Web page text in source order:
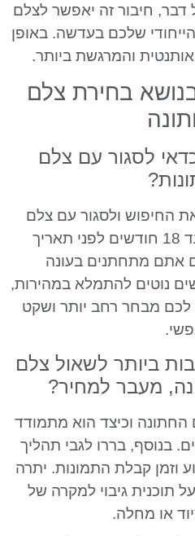
דבר, חיבור זה יאפשר לצלם
שלכם בעדשה. באופן
והמרגשת ביותר.
בחירת צלם
לסגור עם צלם
החיפוש ולסגור עם צלם
חתונות מומלץ כ-12 עד 18 חודשים לפני תאריך
אתם מתחתנים בעונה
נוטים להתמלא במהירות,
מבחר רחב יותר ושקט
ביותר לשאול צלם
מעבר למחיר?
החתונה וכיצד הוא מתמודד
בנוסף, בררו לגבי תהליך
וזמן קבלת התמונות. יתרה
תוכנית גיבוי למקרה של
או מחלה.